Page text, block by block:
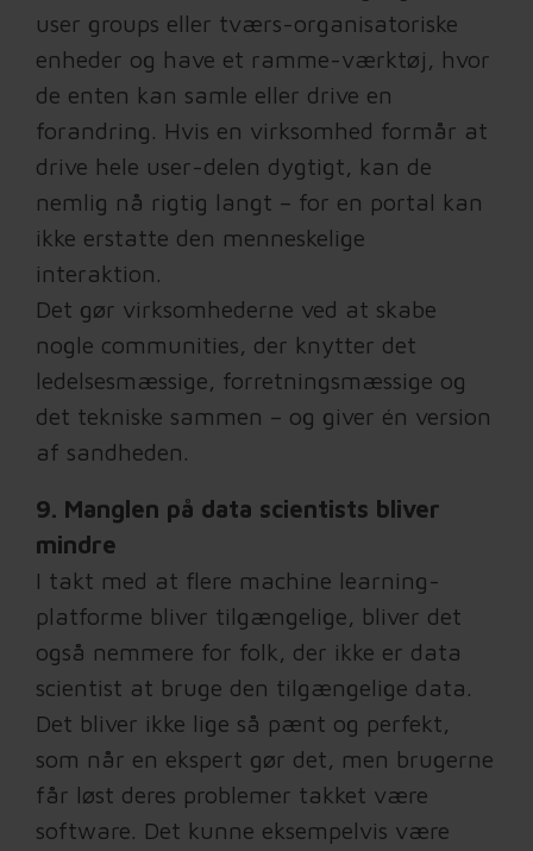
user groups eller tværs-organisatoriske
enheder og have et ramme-værktøj, hvor
de enten kan samle eller drive en
forandring. Hvis en virksomhed formår at
drive hele user-delen dygtigt, kan de
nemlig nå rigtig langt – for en portal kan
ikke erstatte den menneskelige
interaktion.
Det gør virksomhederne ved at skabe
nogle communities, der knytter det
ledelsesmæssige, forretningsmæssige og
det tekniske sammen – og giver én version
af sandheden.
9. Manglen på data scientists bliver
mindre
I takt med at flere machine learning-
platforme bliver tilgængelige, bliver det
også nemmere for folk, der ikke er data
scientist at bruge den tilgængelige data.
Det bliver ikke lige så pænt og perfekt,
som når en ekspert gør det, men brugerne
får løst deres problemer takket være
software. Det kunne eksempelvis være